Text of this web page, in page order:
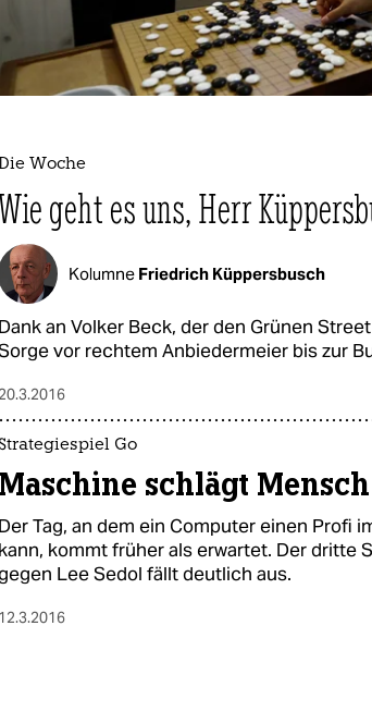
verlag
fragen & hilfe
unterstützen
abo
genossenschaft
Woche
geht es uns, Herr
Kolumne Friedrich Küppersbusch
Dank an Volker Beck, der den Grünen
vor rechtem Anbiedermeier bis zur
20.3.2016
Go
Maschine schlägt Mensch
Der Tag, an dem ein Computer einen Profi
kann, kommt früher als erwartet. Der dritte
Lee Sedol fällt deutlich aus.
12.3.2016